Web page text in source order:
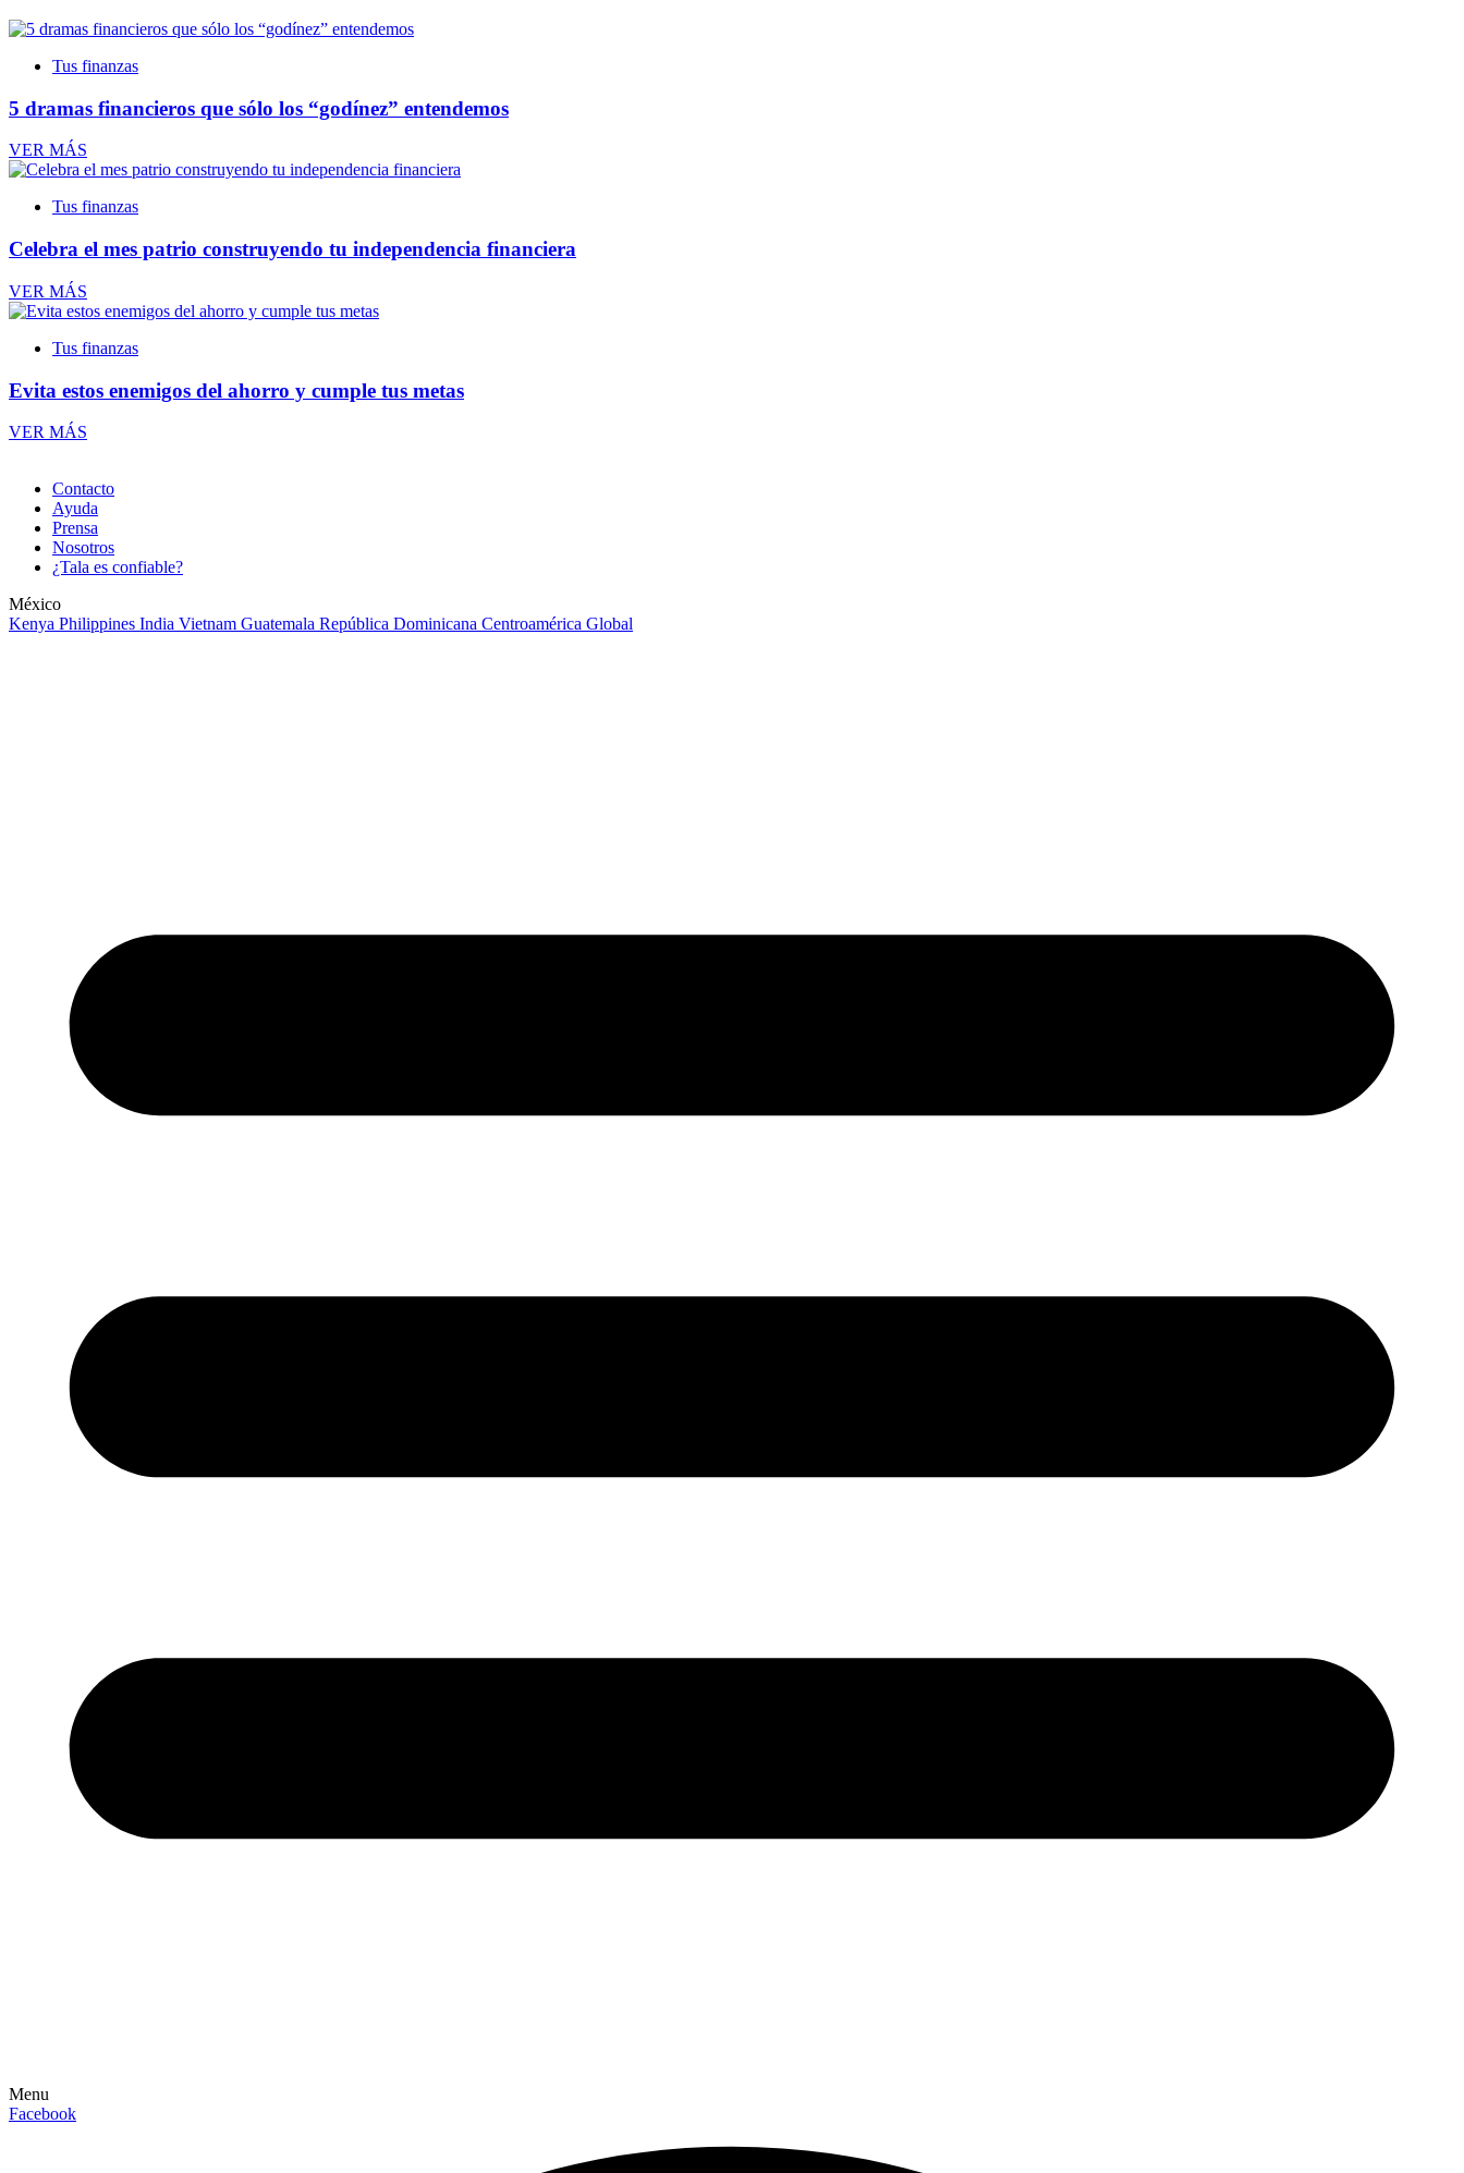
Tus finanzas
5 dramas financieros que sólo los “godínez” entendemos
VER MÁS
Tus finanzas
Celebra el mes patrio construyendo tu independencia financiera
VER MÁS
Tus finanzas
Evita estos enemigos del ahorro y cumple tus metas
VER MÁS
Contacto
Ayuda
Prensa
Nosotros
¿Tala es confiable?
México
Kenya Philippines India Vietnam Guatemala República Dominicana Centroamérica Global
Menu
Facebook